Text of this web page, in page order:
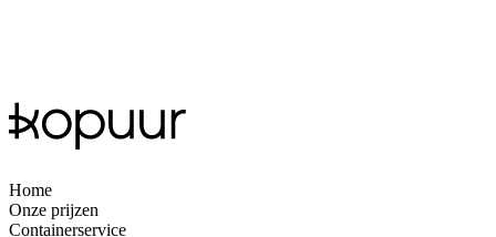
Home
Onze prijzen
Containerservice